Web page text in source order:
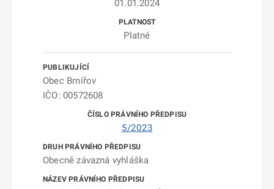
01.01.2024
Platné
Obec Brnířov
IČO: 00572608
5/2023
Obecně závazná vyhláška